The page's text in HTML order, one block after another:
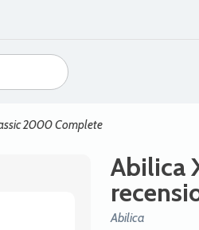
2000 Complete
Abilica
Abilica